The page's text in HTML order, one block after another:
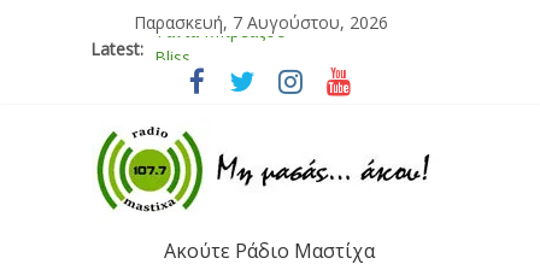
Παρασκευή, 7 Αυγούστου, 2026
Latest: Bliss
Μάνος Τρυπιάς & Γιώργος Στρατάκης
Ιορδάνης Αγαπητός
Μαριάννα Μασάδη
Τάνια Μπρεάζου
Ακούτε Ράδιο Μαστίχα